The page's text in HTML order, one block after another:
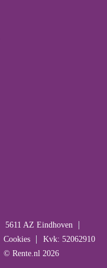
5611 AZ Eindhoven
Cookies
Kvk: 52062910
© Rente.nl 2026